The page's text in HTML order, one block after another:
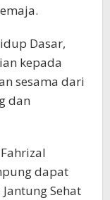
Dasar,
kepada
sesama dari
dan
dapat
Sehat